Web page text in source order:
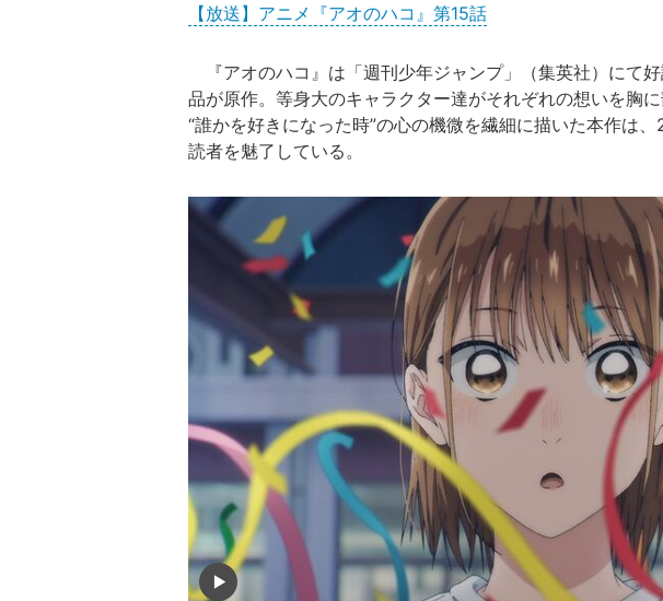
【放送】アニメ『アオのハコ』第15話
『アオのハコ』は「週刊少年ジャンプ」（集英社）にて
品が原作。等身大のキャラクター達がそれぞれの想いを胸
“誰かを好きになった時”の心の機微を繊細に描いた本作は
読者を魅了している。